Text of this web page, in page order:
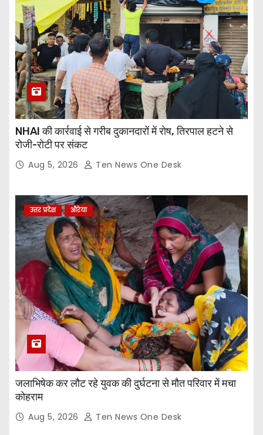
NHAI की कार्रवाई से गरीब दुकानदारों में रोष, तिरपाल हटने से
रोजी-रोटी पर संकट
Aug 5, 2026 Ten News One Desk
उत्तर प्रदेश औरेया
जलाभिषेक कर लौट रहे युवक की दुर्घटना से मौत परिवार में मचा
कोहराम
Aug 5, 2026 Ten News One Desk